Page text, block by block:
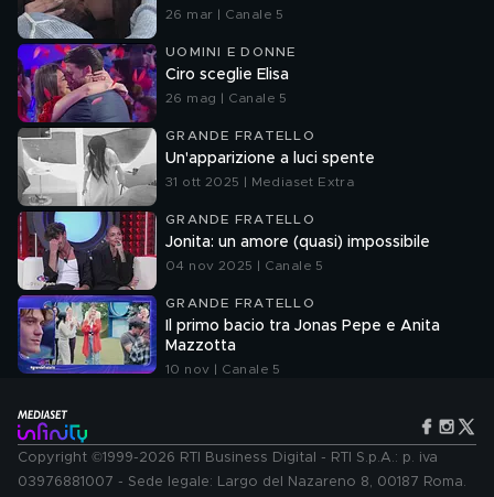
26 mar | Canale 5
UOMINI E DONNE
Ciro sceglie Elisa
26 mag | Canale 5
GRANDE FRATELLO
Un'apparizione a luci spente
31 ott 2025 | Mediaset Extra
GRANDE FRATELLO
Jonita: un amore (quasi) impossibile
04 nov 2025 | Canale 5
GRANDE FRATELLO
Il primo bacio tra Jonas Pepe e Anita
Mazzotta
10 nov | Canale 5
Copyright ©1999-2026 RTI Business Digital - RTI S.p.A.: p. iva
03976881007 - Sede legale: Largo del Nazareno 8, 00187 Roma.